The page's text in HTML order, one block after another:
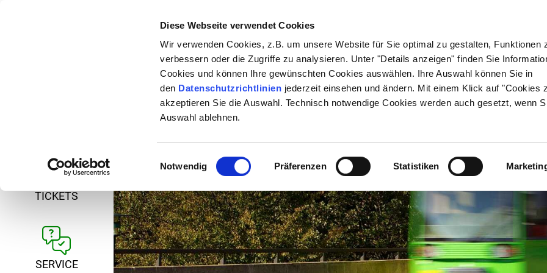
Diese Webseite verwendet Cookies
Wir verwenden Cookies, z.B. um unsere Website für Sie optimal zu gestalten, Funktionen
verbessern oder die Zugriffe zu analysieren. Unter "Details anzeigen" finden Sie
Cookies und können Ihre gewünschten Cookies auswählen. Ihre Auswahl können Sie in
den Datenschutzrichtlinien jederzeit einsehen und ändern. Mit einem Klick auf "Cookies
akzeptieren Sie die Auswahl. Technisch notwendige Cookies werden auch gesetzt, wenn
Auswahl ablehnen.
Einwilligungsauswahl
Notwendig Präferenzen Statistiken
24-H-HOTLINE: 0800 6 50 40 30*
* gebührenfrei aus allen dt. Netzen
TICKETS
SERVICE